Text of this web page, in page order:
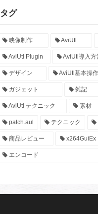
タグ
映像制作 AviUtl
AviUtl Plugin AviUtl導入方
デザイン AviUtl基本操作
ガジェット 雑記
AviUtl テクニック 素材
patch.aul テクニック
商品レビュー x264GuiEx
エンコード